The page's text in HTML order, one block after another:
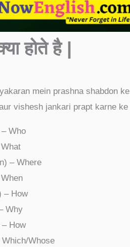
होते है |
mein prashna shabdon
vishesh jankari prapt karne
Who
– Where
– How
Why
How
Whose